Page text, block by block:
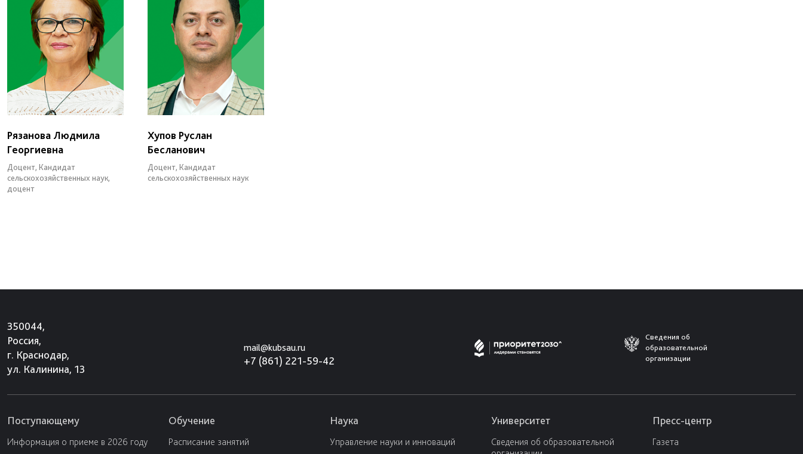
Рязанова Людмила
Георгиевна
Доцент, Кандидат
сельскохозяйственных наук,
доцент
Хупов Руслан
Бесланович
Доцент, Кандидат
сельскохозяйственных наук
350044,
Россия,
г. Краснодар,
ул. Калинина, 13
mail@kubsau.ru
+7 (861) 221-59-42
Сведения об
образовательной
организации
Поступающему
Информация о приеме в 2026 году
Обучение
Расписание занятий
Наука
Управление науки и инноваций
Университет
Сведения об образовательной
Пресс-центр
Газета